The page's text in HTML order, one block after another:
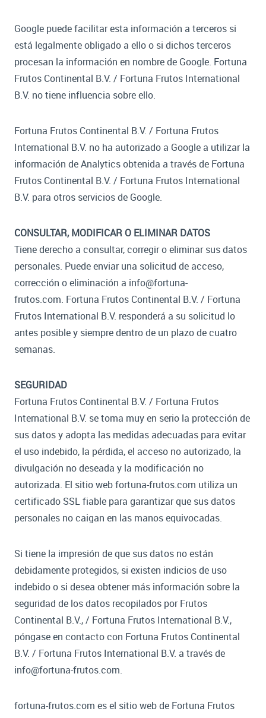
Google puede facilitar esta información a terceros si
está legalmente obligado a ello o si dichos terceros
procesan la información en nombre de Google. Fortuna
Frutos Continental B.V. / Fortuna Frutos International
B.V. no tiene influencia sobre ello.
Fortuna Frutos Continental B.V. / Fortuna Frutos
International B.V. no ha autorizado a Google a utilizar la
información de Analytics obtenida a través de Fortuna
Frutos Continental B.V. / Fortuna Frutos International
B.V. para otros servicios de Google.
CONSULTAR, MODIFICAR O ELIMINAR DATOS
Tiene derecho a consultar, corregir o eliminar sus datos
personales. Puede enviar una solicitud de acceso,
corrección o eliminación a info@fortuna-
frutos.com. Fortuna Frutos Continental B.V. / Fortuna
Frutos International B.V. responderá a su solicitud lo
antes posible y siempre dentro de un plazo de cuatro
semanas.
SEGURIDAD
Fortuna Frutos Continental B.V. / Fortuna Frutos
International B.V. se toma muy en serio la protección de
sus datos y adopta las medidas adecuadas para evitar
el uso indebido, la pérdida, el acceso no autorizado, la
divulgación no deseada y la modificación no
autorizada. El sitio web fortuna-frutos.com utiliza un
certificado SSL fiable para garantizar que sus datos
personales no caigan en las manos equivocadas.
Si tiene la impresión de que sus datos no están
debidamente protegidos, si existen indicios de uso
indebido o si desea obtener más información sobre la
seguridad de los datos recopilados por Frutos
Continental B.V., / Fortuna Frutos International B.V.,
póngase en contacto con Fortuna Frutos Continental
B.V. / Fortuna Frutos International B.V. a través de
info@fortuna-frutos.com.
fortuna-frutos.com es el sitio web de Fortuna Frutos